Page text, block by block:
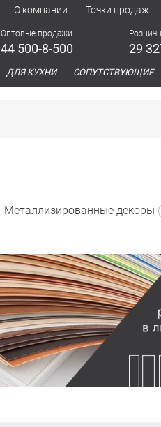
О компании Точки продаж
Оптовые продажи
44 500-8-500 29
ДЛЯ КУХНИ СОПУТСТВУЮЩИЕ
Металлизированные декоры